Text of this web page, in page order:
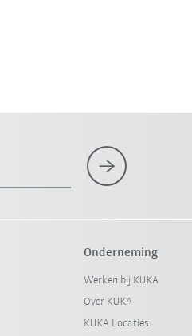
Onderneming
Werken bij KUKA
Over KUKA
KUKA Locaties